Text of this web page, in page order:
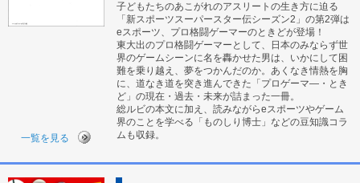
子どもたちのあこがれのアスリートの生き方に迫る
「新スポーツスーパースター伝シーズン2」の第2弾は
eスポーツ、プロ格闘ゲーマーのときどが登場！
東大出のプロ格闘ゲーマーとして、日本のみならず世
界のゲームシーンに名を轟かせた男は、いかにして困
難を乗り越え、夢をつかんだのか。あくなき情熱を胸
に、道なき道を突き進んできた「プロゲーマ―・とき
ど」の現在・過去・未来が詰まった一冊。
総ルビの本文に加え、読みながらeスポーツやゲーム
界のことを学べる「ものしり博士」などの豆知識コラ
ムも収録。
一覧を見る